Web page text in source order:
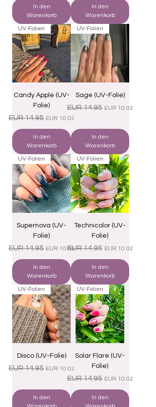
In den
Warenkorb
In den
Warenkorb
UV-Folien
Candy Apple (UV-
Folie)
Standardpreis
EUR 14.95 Sale-Preis
EUR 10.02
In den
Warenkorb
UV-Folien
Sage (UV-Folie)
Standardpreis
EUR 14.95 Sale-Preis
EUR 10.02
In den
Warenkorb
UV-Folien
Supernova (UV-
Folie)
Standardpreis
EUR 14.95 Sale-Preis
EUR 10.02
In den
Warenkorb
UV-Folien
Technicolor (UV-
Folie)
Standardpreis
EUR 14.95 Sale-Preis
EUR 10.02
In den
Warenkorb
UV-Folien
Disco (UV-Folie)
Standardpreis
EUR 14.95 Sale-Preis
EUR 10.02
In den
UV-Folien
Solar Flare (UV-
Folie)
Standardpreis
EUR 14.95 Sale-Preis
EUR 10.02
In den